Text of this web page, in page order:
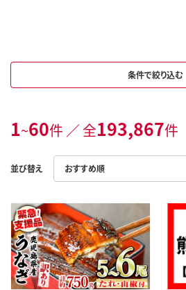
条件で絞り込む
1~60件 ／ 全193,867件
並び替え